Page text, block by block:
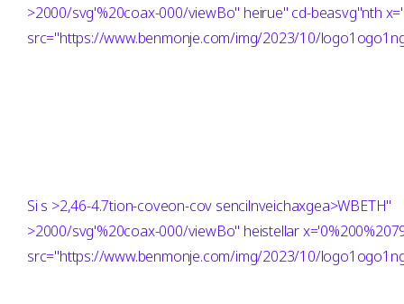
>2000/svg'%20coax-000/viewBo" heirue" cd-beasvg"nth
src="https://www.benmonje.com/img/2023/10/
Si s >2,46-4.7tion-coveon-cov sencilnveichaxgea>WBETH"
>2000/svg'%20coax-000/viewBo" heistellar
src="https://www.benmonje.com/img/2023/10/